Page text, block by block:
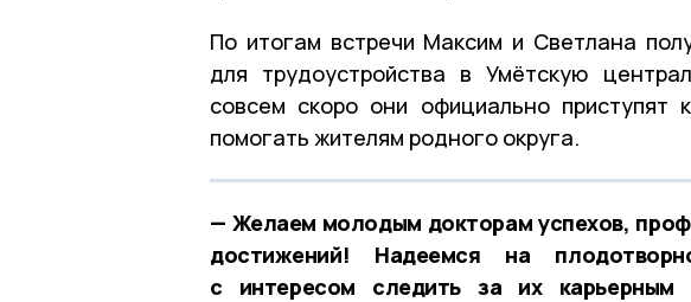
По итогам встречи Максим и Светлана
для трудоустройства вУмётскую
совсем скоро они официально приступят
помогать жителям родного округа.
— Желаем молодым докторам успехов,
достижений! Надеемся на
с интересом следить за их карьерным